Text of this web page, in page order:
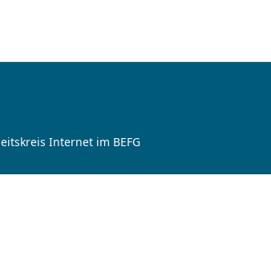
Internet im BEFG